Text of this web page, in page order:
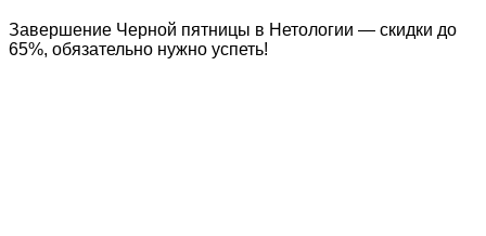
Завершение Черной пятницы в Нетологии — скидки до
65%, обязательно нужно успеть!